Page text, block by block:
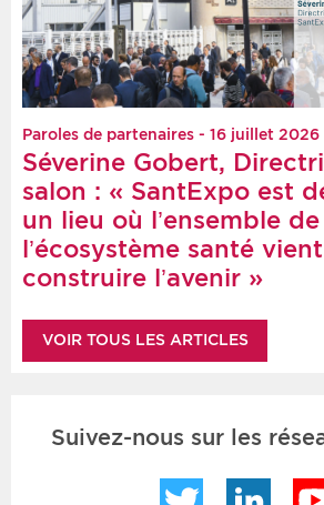
Paroles de partenaires - 16 juillet 2026
Séverine Gobert,
salon : « SantExpo est
un lieu où l’ensemble de
l’écosystème santé vient
construire l’avenir »
VOIR TOUS LES ARTICLES
Suivez-nous sur les
Twitter